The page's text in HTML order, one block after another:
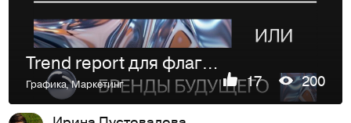
Trend report для флагманского мероприятия
Графика,Маркетинг 17 200